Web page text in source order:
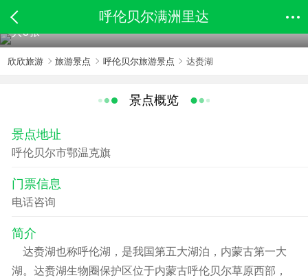
呼伦贝尔满洲里达
共3张
欣欣旅游 旅游景点 呼伦贝尔旅游景点 达赉湖
景点概览
景点地址
呼伦贝尔市鄂温克旗
门票信息
电话咨询
简介
达赉湖也称呼伦湖，是我国第五大湖泊，内蒙古第一大
湖。达赉湖生物圈保护区位于内蒙古呼伦贝尔草原西部，